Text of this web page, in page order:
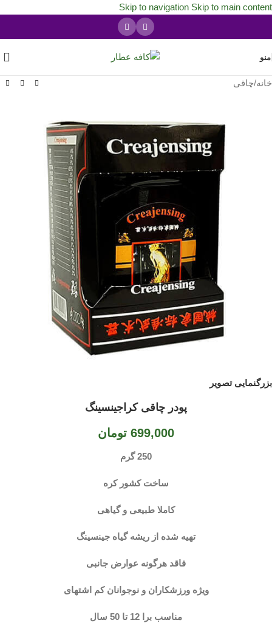
Skip to navigation Skip to main content
منو
خانه/چاقی
بزرگنمایی تصویر
پودر چاقی کراجینسینگ
699,000 تومان
250 گرم
ساخت کشور کره
کاملا طبیعی و گیاهی
تهیه شده از ریشه گیاه جینسینگ
فاقد هرگونه عوارض جانبی
ویژه ورزشکاران و نوجوانان کم اشتهای
مناسب برا 12 تا 50 سال